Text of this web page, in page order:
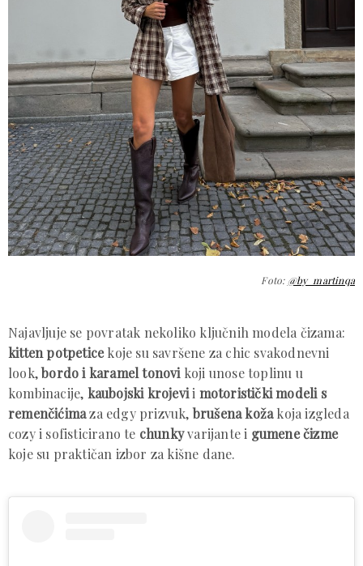
Foto:@by_martinqa
Najavljuje se povratak nekoliko ključnih modela čizama:
kitten potpeticekoje su savršene za chic svakodnevni
look,bordo i karamel tonovi koji unose toplinu u
kombinacije, kaubojski krojevii motoristički modeli s
remenčićimaza edgy prizvuk,brušena kožakoja izgleda
cozy i sofisticirano te chunkyvarijante i gumene čizme
koje su praktičan izbor za kišne dane.